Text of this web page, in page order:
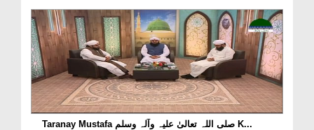
Taranay Mustafa صلی اللہ تعالیٰ علیہ وآلہ وسلم K...